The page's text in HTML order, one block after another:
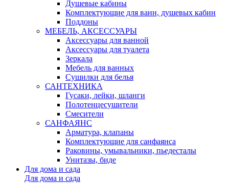
Душевые кабины
Комплектующие для ванн, душевых кабин
Поддоны
МЕБЕЛЬ, АКСЕССУАРЫ
Аксессуары для ванной
Аксессуары для туалета
Зеркала
Мебель для ванных
Сушилки для белья
САНТЕХНИКА
Гусаки, лейки, шланги
Полотенцесушители
Смесители
САНФАЯНС
Арматура, клапаны
Комплектующие для санфаянса
Раковины, умывальники, пьедесталы
Унитазы, биде
Для дома и сада
Для дома и сада